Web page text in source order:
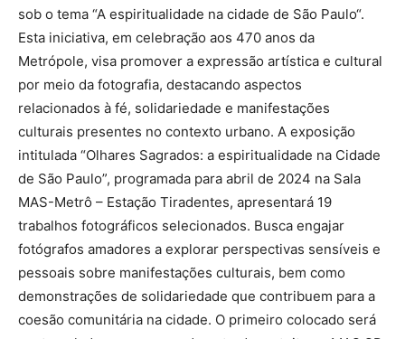
sob o tema “A espiritualidade na cidade de São Paulo“.
Esta iniciativa, em celebração aos 470 anos da
Metrópole, visa promover a expressão artística e cultural
por meio da fotografia, destacando aspectos
relacionados à fé, solidariedade e manifestações
culturais presentes no contexto urbano. A exposição
intitulada “Olhares Sagrados: a espiritualidade na Cidade
de São Paulo”, programada para abril de 2024 na Sala
MAS-Metrô – Estação Tiradentes, apresentará 19
trabalhos fotográficos selecionados. Busca engajar
fotógrafos amadores a explorar perspectivas sensíveis e
pessoais sobre manifestações culturais, bem como
demonstrações de solidariedade que contribuem para a
coesão comunitária na cidade. O primeiro colocado será